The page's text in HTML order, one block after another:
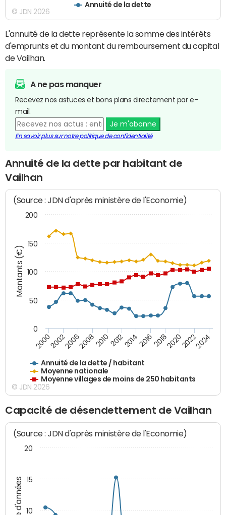
Annuité de la dette
© JDN 2026
L'annuité de la dette représente la somme des intérêts
d'emprunts et du montant du remboursement du capital
de Vailhan.
A ne pas manquer
Recevez nos astuces et bons plans directement par e-
mail.
Je m'abonne
En savoir plus sur notre politique de confidentialité
Annuité de la dette par habitant de
Vailhan
Montants (€)
(Source : JDN d'après ministère de l'Economie)
Annuité de la dette / habitant
Moyenne nationale
Moyenne villages de moins de 250 habitants
200020022006200820102012201420162018202020222024
0
50
100
150
200
© JDN 2026
Capacité de désendettement de Vailhan
(Source : JDN d'après ministère de l'Economie)
10
15
20